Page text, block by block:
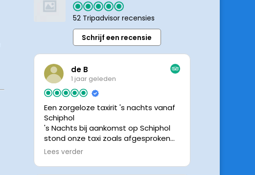
52 Tripadvisor recensies
Schrijf een recensie
de B
1 jaar geleden
Een zorgeloze taxirit 's nachts vanaf
Schiphol
's Nachts bij aankomst op Schiphol
stond onze taxi zoals afgesproken
keurig te wachten. Dankzij de goede
chauffeur wisten we precies waar de
Lees verder